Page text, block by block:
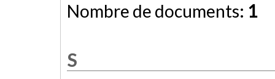
Nombre de documents: 1
S